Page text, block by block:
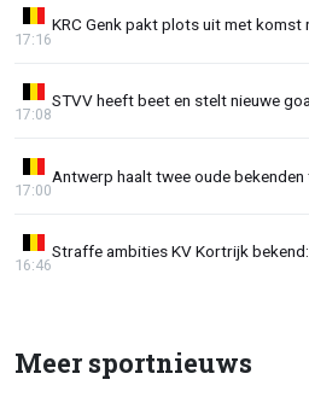
KRC Genk pakt plots uit met komst
17:16
STVV heeft beet en stelt nieuwe
17:08
Antwerp haalt twee oude bekenden
17:00
Straffe ambities KV Kortrijk bekend:
16:46
Meer sportnieuws